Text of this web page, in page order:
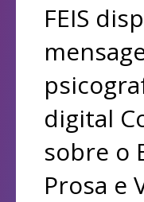
FEIS
digital
sobre o
Prosa e